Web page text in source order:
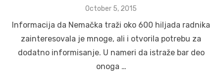
Posted
October 5, 2015
Informacija da Nemačka traži oko 600 hiljada radnika
zainteresovala je mnoge, ali i otvorila potrebu za
dodatno informisanje. U nameri da istraže bar deo
onoga …